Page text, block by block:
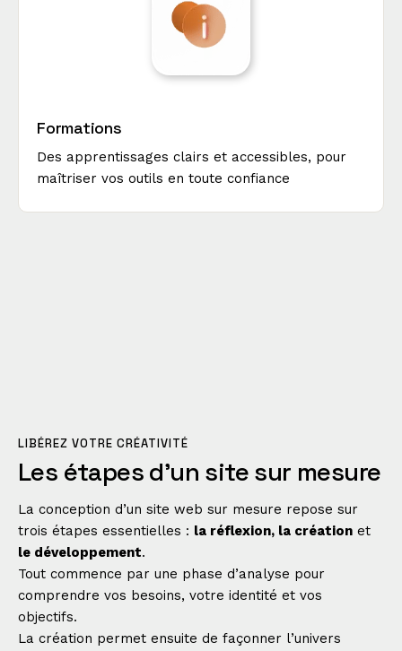
Formations
Des apprentissages clairs et accessibles, pour
maîtriser vos outils en toute confiance
LIBÉREZ VOTRE CRÉATIVITÉ
Les étapesd'un sitesur mesure
La conception d’un site web sur mesure repose sur
trois étapes essentielles : la réflexion, la création et
le développement.
Tout commence par une phase d’analyse pour
comprendre vos besoins, votre identité et vos
objectifs.
La création permet ensuite de façonner l’univers